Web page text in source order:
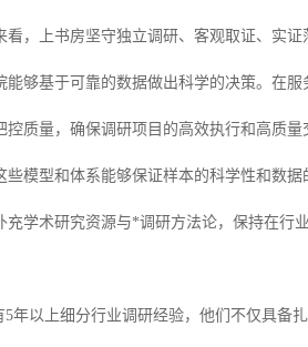
，上书房坚守独立调研、客观取证、实证
够基于可靠的数据做出科学的决策。在服
质量，确保调研项目的高效执行和高质量
模型和体系能够保证样本的科学性和数据
学术研究资源与*调研方法论，保持在行
年以上细分行业调研经验，他们不仅具备